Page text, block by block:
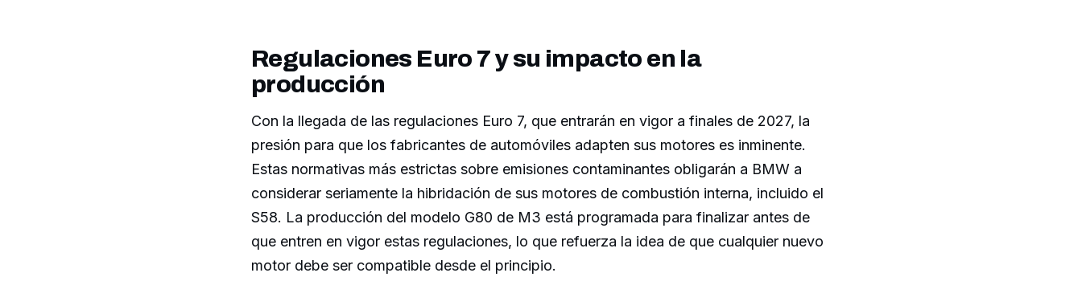
Regulaciones Euro 7 y su impacto en la
producción
Con la llegada de las regulaciones Euro 7, que entrarán en vigor a finales de 2027, la
presión para que los fabricantes de automóviles adapten sus motores es inminente.
Estas normativas más estrictas sobre emisiones contaminantes obligarán a BMW a
considerar seriamente la hibridación de sus motores de combustión interna, incluido el
S58. La producción del modelo G80 de M3 está programada para finalizar antes de
que entren en vigor estas regulaciones, lo que refuerza la idea de que cualquier nuevo
motor debe ser compatible desde el principio.